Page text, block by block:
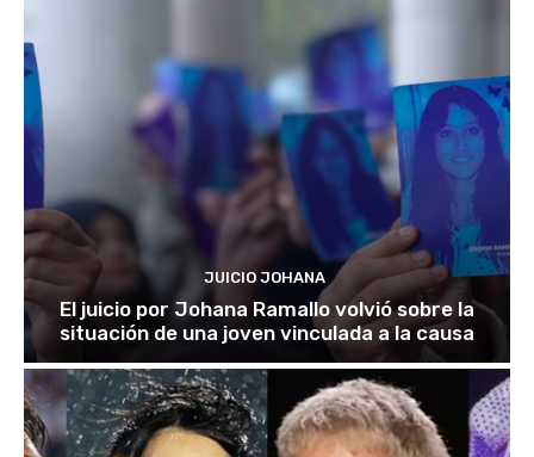
JUICIO JOHANA
El juicio por Johana Ramallo volvió sobre la
situación de una joven vinculada a la causa